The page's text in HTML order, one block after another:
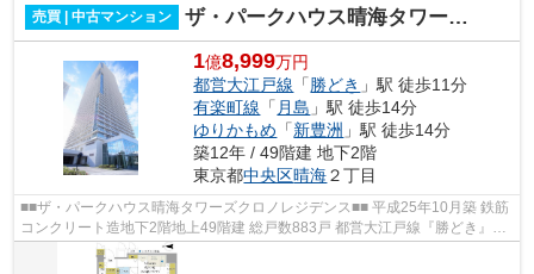
売買 | 中古マンション ザ・パークハウス晴海タワーズ クロノレジデンス
1億8,999万円
都営大江戸線 「 勝どき 」駅 徒歩11分
有楽町線 「 月島 」駅 徒歩14分
ゆりかもめ 「新豊洲 」駅 徒歩14分
築12年 / 49階建 地下2階
東京都中央区晴海２丁目
■■ザ・パークハウス晴海タワーズクロノレジデンス■■ 平成25年10月築 鉄筋
コンクリート造地下2階地上49階建 総戸数883戸 都営大江戸線『勝どき』駅
徒歩11分 東京メトロ有楽町線・都営...